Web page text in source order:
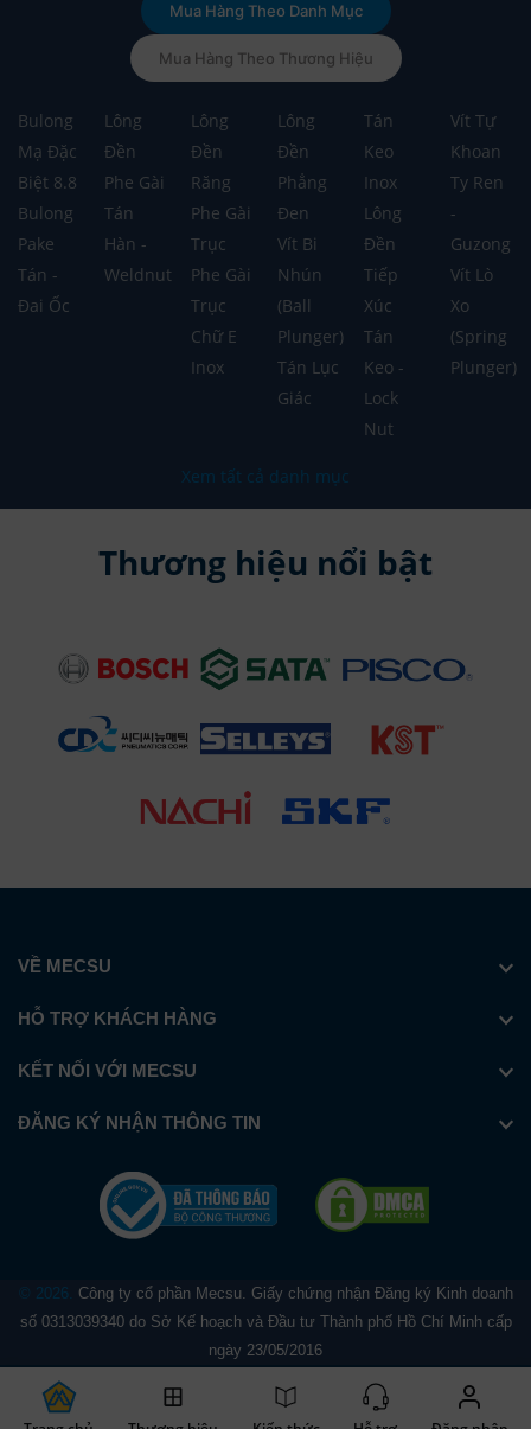
Mua Hàng Theo Danh Mục
Mua Hàng Theo Thương Hiệu
Bulong
Mạ Đặc
Biệt 8.8
Bulong
Pake
Tán -
Đai Ốc
Lông
Đền
Phe Gài
Tán
Hàn -
Weldnut
Lông
Đền
Răng
Phe Gài
Trục
Phe Gài
Trục
Chữ E
Inox
Lông
Đền
Phẳng
Đen
Vít Bi
Nhún
(Ball
Plunger)
Tán Lục
Giác
Tán
Keo
Inox
Lông
Đền
Tiếp
Xúc
Tán
Keo -
Lock
Nut
Vít Tự
Khoan
Ty Ren
-
Guzong
Vít Lò
Xo
(Spring
Plunger)
Xem tất cả danh mục
Thương hiệu nổi bật
VỀ MECSU
HỖ TRỢ KHÁCH HÀNG
KẾT NỐI VỚI MECSU
ĐĂNG KÝ NHẬN THÔNG TIN
© 2026.
Công ty cổ phần Mecsu. Giấy chứng nhận Đăng ký Kinh doanh
số 0313039340 do Sở Kế hoạch và Đầu tư Thành phố Hồ Chí Minh cấp
ngày 23/05/2016